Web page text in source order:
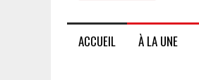
ACCUEIL À LA UNE